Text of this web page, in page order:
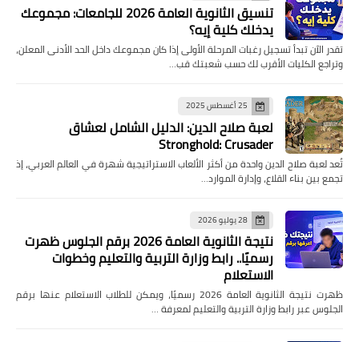
تنسيق الثانوية العامة 2026 للجامعات: مجموعك
يدخلك كلية إيه؟
تقدر الآن تبدأ تسجيل رغبات المرحلة الأولى إذا كان مجموعك داخل الحد الأدنى المعلن،
وتراجع الكليات الأقرب لك حسب شعبتك قب…
25 أغسطس 2025
لعبة صلاح الدين: الدليل الشامل لعشاق
Stronghold: Crusader
تُعد لعبة صلاح الدين واحدة من أكثر الألعاب الاستراتيجية شهرة في العالم العربي، إذ
تجمع بين بناء القلاع، وإدارة الموارد…
28 يوليو 2026
نتيجة الثانوية العامة 2026 برقم الجلوس ظهرت
رسميًا.. رابط وزارة التربية والتعليم وخطوات
الاستعلام
ظهرت نتيجة الثانوية العامة 2026 رسميًا، ويمكن للطلاب الاستعلام عنها برقم
الجلوس عبر رابط وزارة التربية والتعليم لمعرفة …